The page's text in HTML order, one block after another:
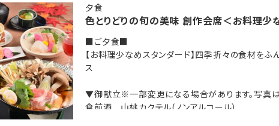
にツインベッドあり♪
専用空間で◆◇
めスタンダードメニュー」となります
夕食
色とりどりの旬の美味 創作会席＜お料理少
■ご夕食■
【お料理少なめスタンダード】四季折々の食材をふ
ス
▼御献立※一部変更になる場合があります。写真は
食前酒 山桃カクテル(ノンアルコール）